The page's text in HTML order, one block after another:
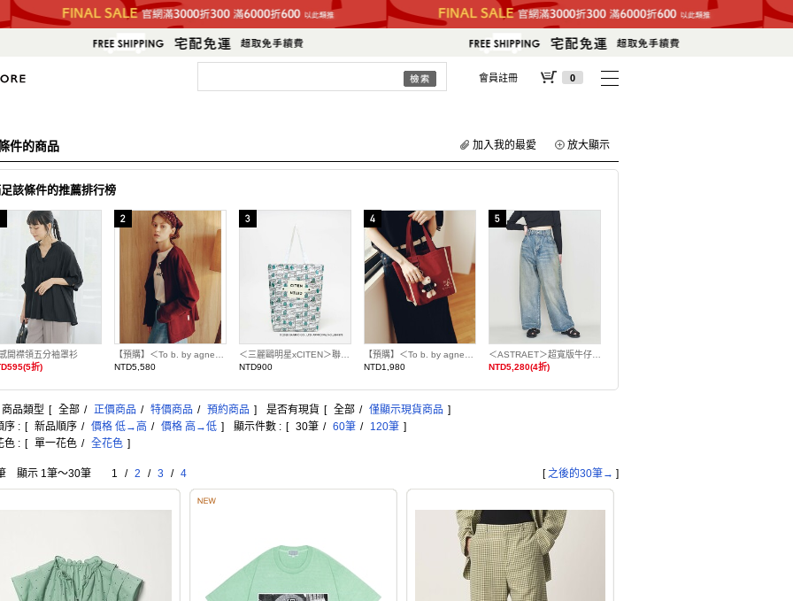
會員註冊 0
件的商品 放大顯示
加入我的最愛
該條件的推薦排行榜
開襟領五分袖罩衫
折)
NTD5,580
NTD900
NTD1,980
NTD5,280(4折)
品類型 [ 全部 / 正價商品 / 特價商品 / 預約商品 ] 是否有現貨 [ 全部 / 僅顯示現貨商品 ]
序 : [ 新品順序 / 價格 低→高 / 價格 高→低 ] 顯示件數 : [ 30筆 / 60筆 / 120筆 ]
色 : [ 單一花色 / 全花色 ]
顯示 1筆〜30筆 1 / 2 / 3 / 4 [ 之後的30筆→ ]